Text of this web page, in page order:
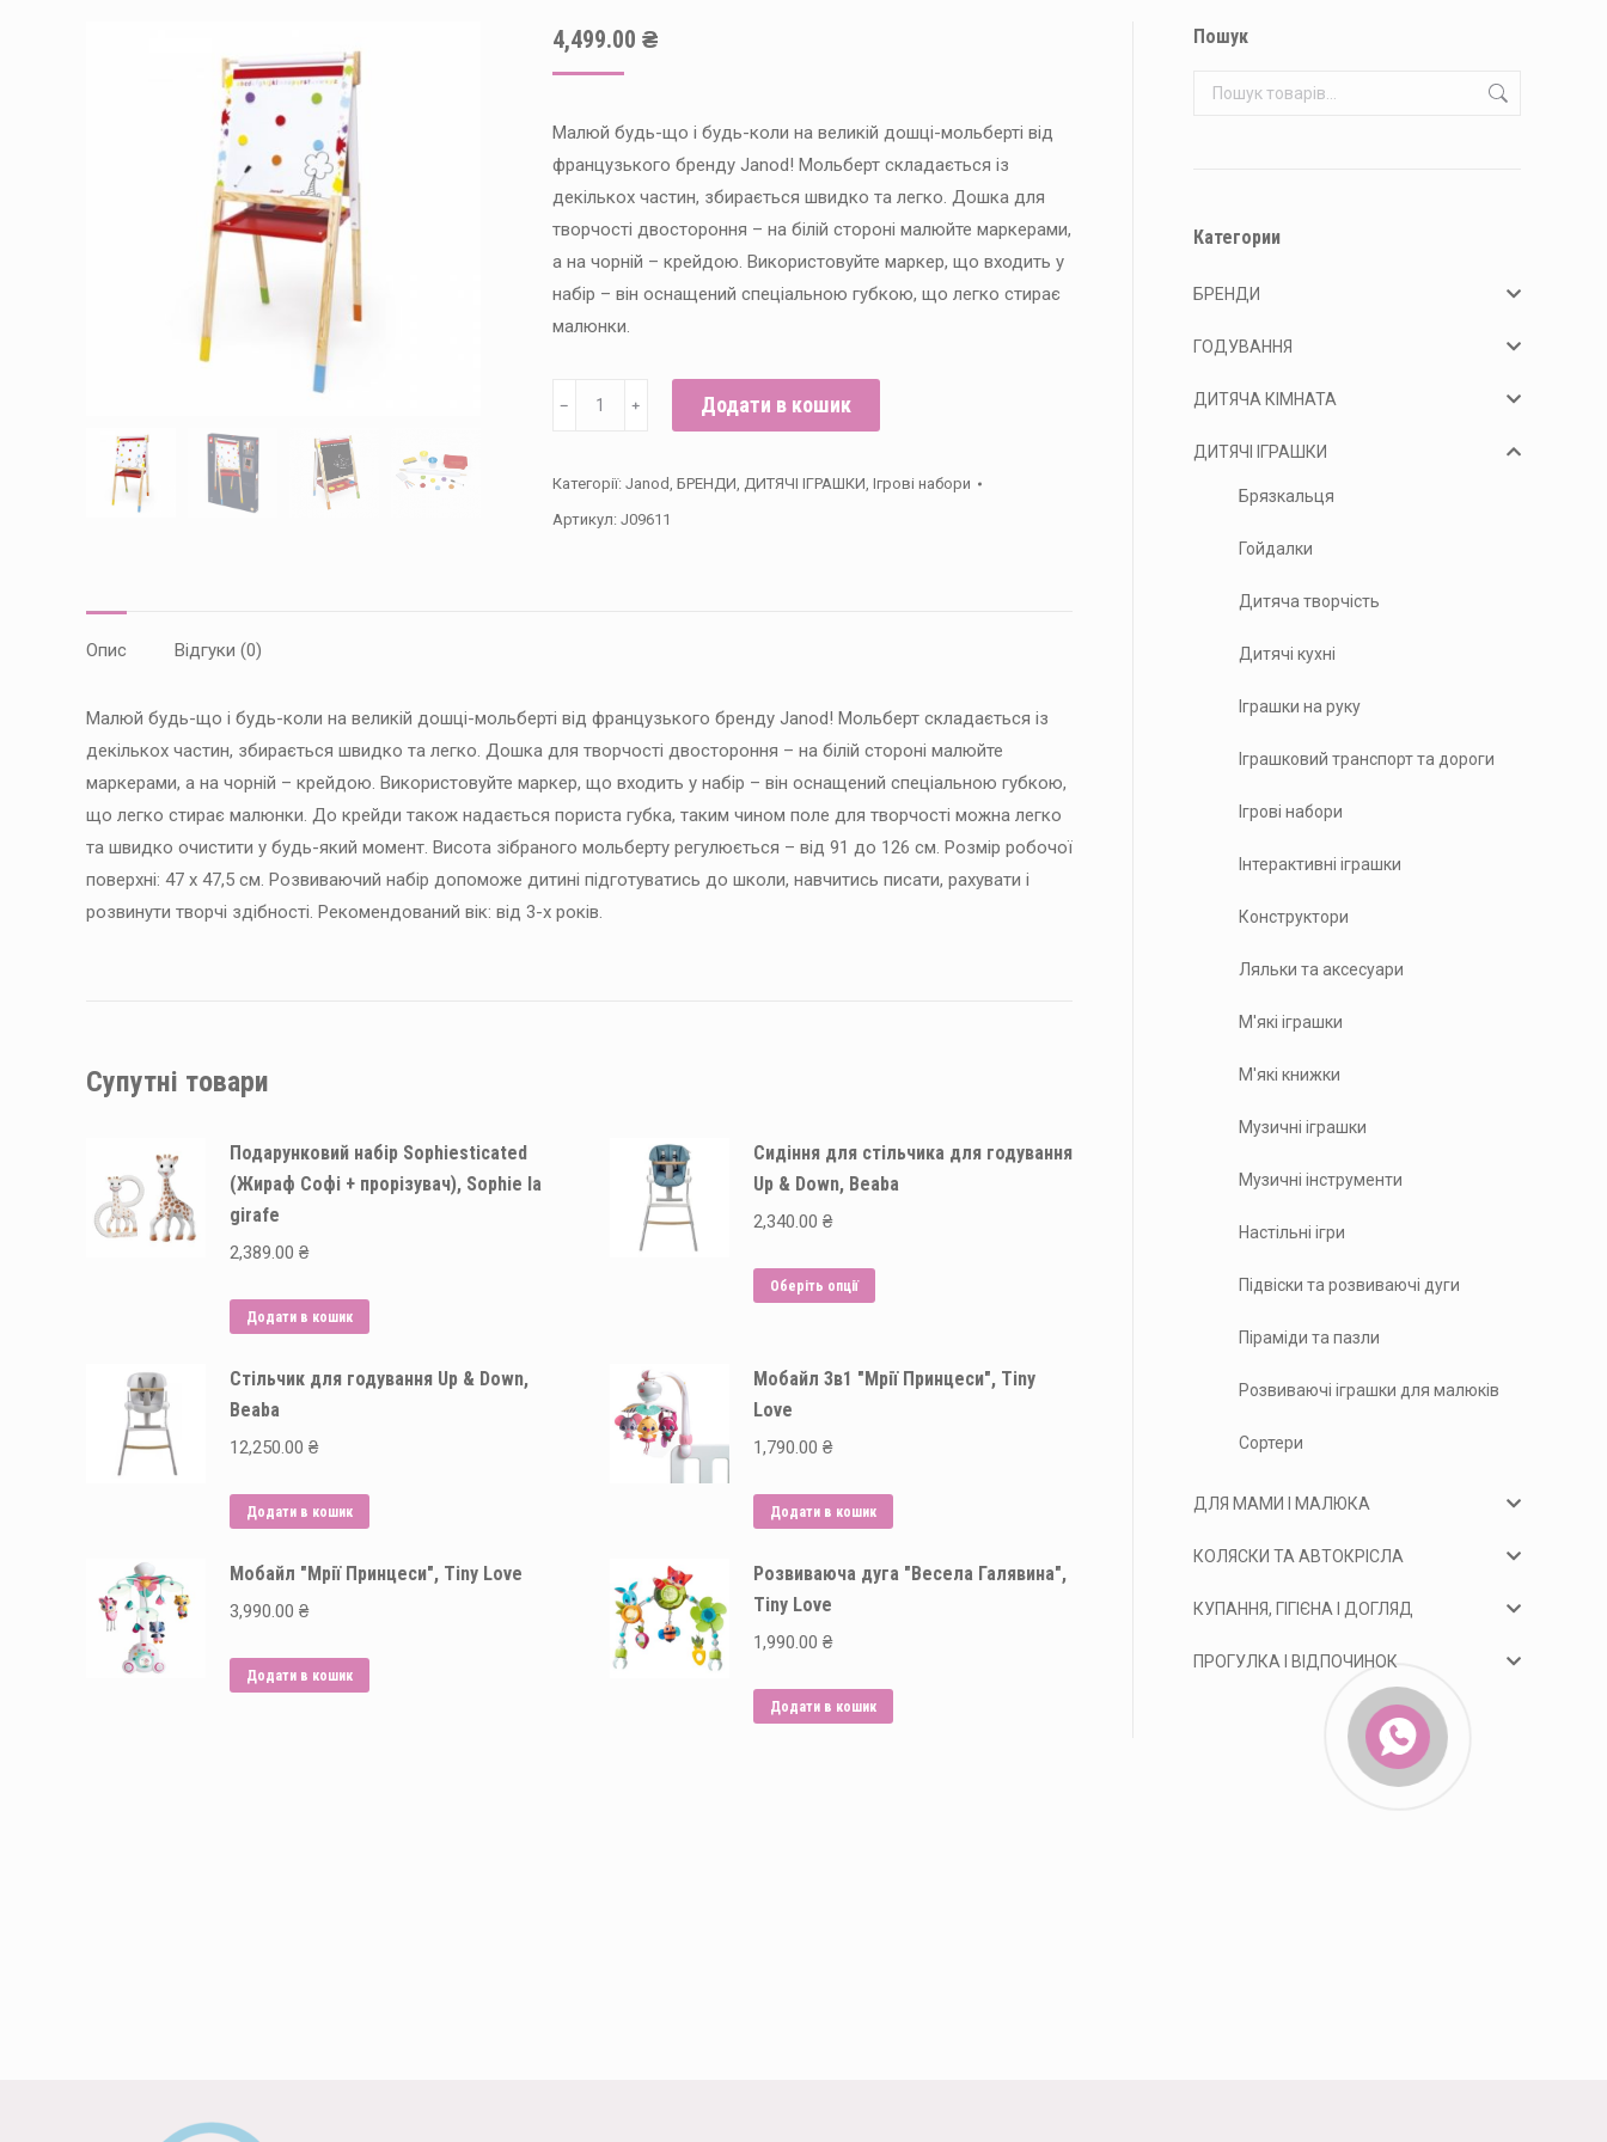
4,499.00 ₴
Малюй будь-що і будь-коли на великій дошці-мольберті від
французького бренду Janod! Мольберт складається із
декількох частин, збирається швидко та легко. Дошка для
творчості двостороння – на білій стороні малюйте маркерами,
а на чорній – крейдою. Використовуйте маркер, що входить у
набір – він оснащений спеціальною губкою, що легко стирає
малюнки.
Janod
мольберт
кількість
﹣ ﹢ Додати в кошик
Категорії: Janod, БРЕНДИ, ДИТЯЧІ ІГРАШКИ, Ігрові набори
Артикул: J09611
Опис Відгуки (0)
Малюй будь-що і будь-коли на великій дошці-мольберті від французького бренду Janod! Мольберт складається із
декількох частин, збирається швидко та легко. Дошка для творчості двостороння – на білій стороні малюйте
маркерами, а на чорній – крейдою. Використовуйте маркер, що входить у набір – він оснащений спеціальною губкою,
що легко стирає малюнки. До крейди також надається пориста губка, таким чином поле для творчості можна легко
та швидко очистити у будь-який момент. Висота зібраного мольберту регулюється – від 91 до 126 см. Розмір робочої
поверхні: 47 х 47,5 см. Розвиваючий набір допоможе дитині підготуватись до школи, навчитись писати, рахувати і
розвинути творчі здібності. Рекомендований вік: від 3-х років.
Супутні товари
Подарунковий набір Sophiesticated
(Жираф Софі + прорізувач), Sophie la
girafe
2,389.00 ₴
Додати в кошик
Сидіння для стільчика для годування
Up & Down, Beaba
2,340.00 ₴
Оберіть опції
кілька
вибрати
сторінці
Стільчик для годування Up & Down,
Beaba
12,250.00 ₴
Додати в кошик
Мобайл 3в1 "Мрії Принцеси", Tiny
Love
1,790.00 ₴
Додати в кошик
Мобайл "Мрії Принцеси", Tiny Love
3,990.00 ₴
Додати в кошик
Розвиваюча дуга "Весела Галявина",
Tiny Love
1,990.00 ₴
Додати в кошик
Пошук
Категории
БРЕНДИ
ГОДУВАННЯ
ДИТЯЧА КІМНАТА
ДИТЯЧІ ІГРАШКИ
Брязкальця
Гойдалки
Дитяча творчість
Дитячі кухні
Іграшки на руку
Іграшковий транспорт та дороги
Ігрові набори
Інтерактивні іграшки
Конструктори
Ляльки та аксесуари
М'які іграшки
М'які книжки
Музичні іграшки
Музичні інструменти
Настільні ігри
Підвіски та розвиваючі дуги
Піраміди та пазли
Розвиваючі іграшки для малюків
Сортери
ДЛЯ МАМИ І МАЛЮКА
КОЛЯСКИ ТА АВТОКРІСЛА
КУПАННЯ, ГІГІЄНА І ДОГЛЯД
ПРОГУЛКА І ВІДПОЧИНОК